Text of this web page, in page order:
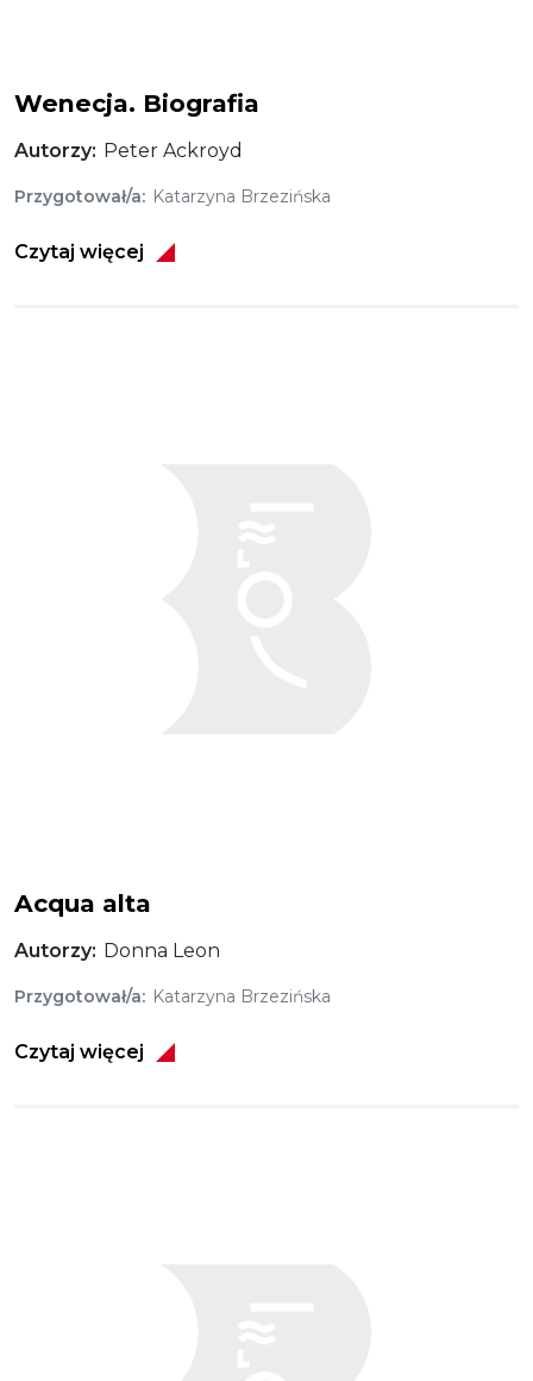
Wenecja. Biografia
Autorzy Peter Ackroyd
Przygotował/a Katarzyna Brzezińska
Czytaj więcej
Acqua alta
Autorzy Donna Leon
Przygotował/a Katarzyna Brzezińska
Czytaj więcej